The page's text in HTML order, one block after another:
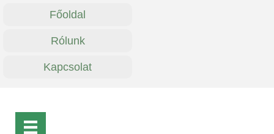
Főoldal
Rólunk
Kapcsolat